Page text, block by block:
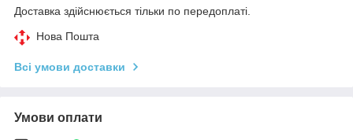
Доставка здійснюється тільки по передоплаті.
Нова Пошта
Всі умови доставки
Умови оплати